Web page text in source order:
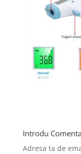
Introdu
Adresa ta de